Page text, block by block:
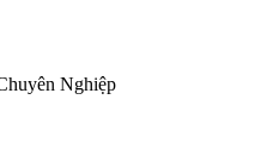
Nghiệp